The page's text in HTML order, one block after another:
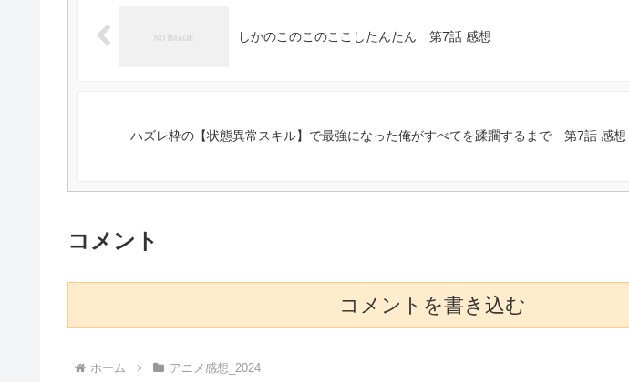
しかのこのこのここしたんたん 第7話 感想
ハズレ枠の【状態異常スキル】で最強になった俺がすべてを蹂躙するまで 第7話 感想
コメント
コメントを書き込む
ホーム アニメ感想_2024